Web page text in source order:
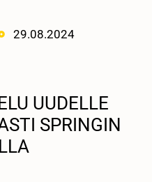
29.08.2024
UUDELLE
SPRINGIN